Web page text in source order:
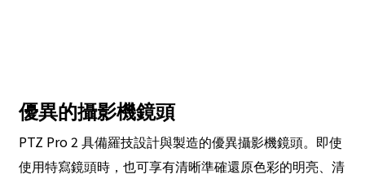
優異的攝影機鏡頭
PTZ Pro 2 具備羅技設計與製造的優異攝影機鏡頭。即使
使用特寫鏡頭時，也可享有清晰準確還原色彩的明亮、清